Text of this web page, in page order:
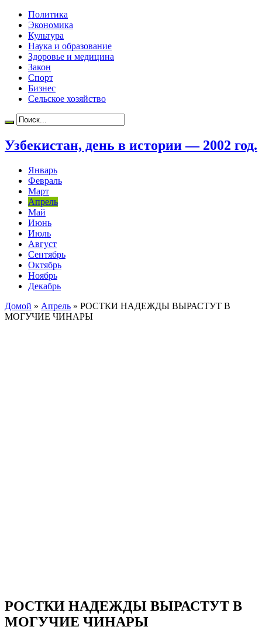
Политика
Экономика
Культура
Наука и образование
Здоровье и медицина
Закон
Спорт
Бизнес
Сельское хозяйство
Узбекистан, день в истории — 2002 год.
Январь
Февраль
Март
Апрель
Май
Июнь
Июль
Август
Сентябрь
Октябрь
Ноябрь
Декабрь
Домой » Апрель » РОСТКИ НАДЕЖДЫ ВЫРАСТУТ В
МОГУЧИЕ ЧИНАРЫ
РОСТКИ НАДЕЖДЫ ВЫРАСТУТ В
МОГУЧИЕ ЧИНАРЫ